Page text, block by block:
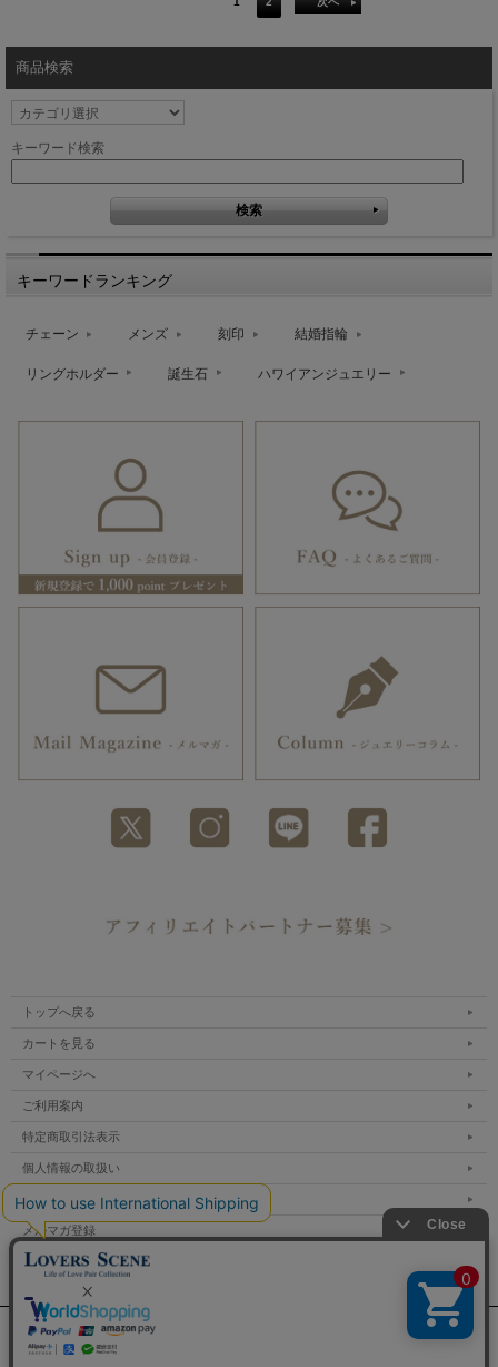
商品検索
キーワード検索
キーワードランキング
チェーン メンズ 刻印 結婚指輪
リングホルダー 誕生石 ハワイアンジュエリー
トップへ戻る
カートを見る
マイページへ
ご利用案内
特定商取引法表示
個人情報の取扱い
サイトマップ
メルマガ登録
お問い合わせ